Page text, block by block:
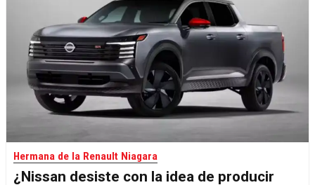
Hermana de la Renault Niagara
¿Nissan desiste con la idea de producir